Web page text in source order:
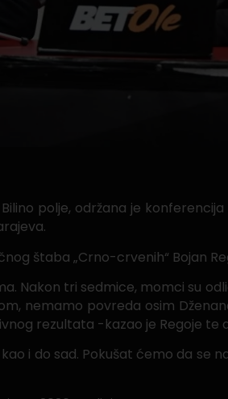
polje, održana je
štaba „Crno-crvenih“ Bojan
Nakon tri sedmice, momci su
nemamo povreda osim
rezultata -kazao je Regoje te
i do sad. Pokušat ćemo da